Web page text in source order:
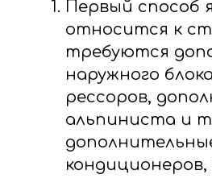
Первый способ
относится к
требуются
наружного
рессоров,
альпиниста и